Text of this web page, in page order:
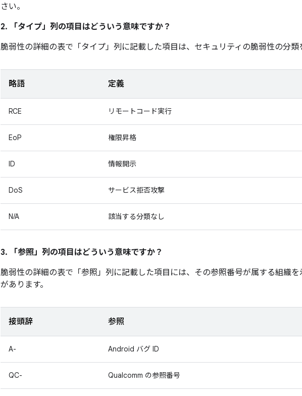
さい。
2. 「タイプ」 列の項目はどういう意味ですか？
脆弱性の詳細の表で「タイプ」 列に記載した項目は、セキュリティの脆弱性の分類
略語 定義
RCE リモートコード実行
EoP 権限昇格
ID 情報開示
DoS サービス拒否攻撃
N/A 該当する分類なし
3. 「参照」 列の項目はどういう意味ですか？
脆弱性の詳細の表で「参照」 列に記載した項目には、その参照番号が属する組織
があります。
接頭辞 参照
A- Android バグ ID
QC- Qualcomm の参照番号